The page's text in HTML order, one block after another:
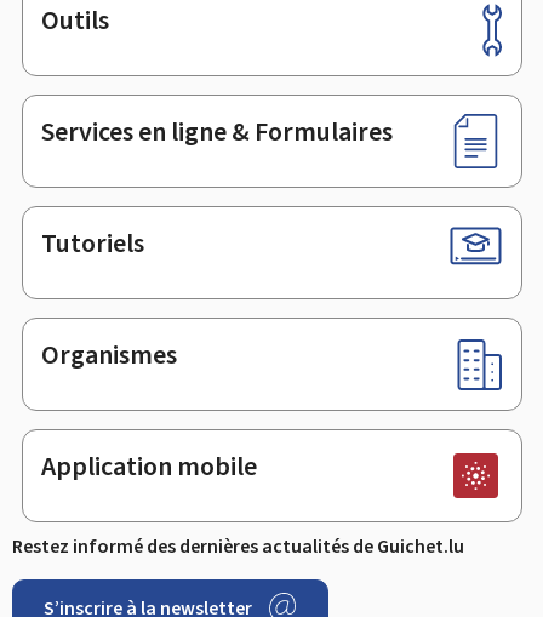
Pied
de
page
Outils
Services en ligne & Formulaires
Tutoriels
Organismes
Application mobile
Restez informé des dernières actualités de Guichet.lu
S’inscrire à la newsletter